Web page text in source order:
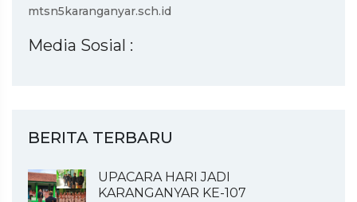
mtsn5karanganyar.sch.id
Media Sosial :
BERITA TERBARU
UPACARA HARI JADI
KARANGANYAR KE-107